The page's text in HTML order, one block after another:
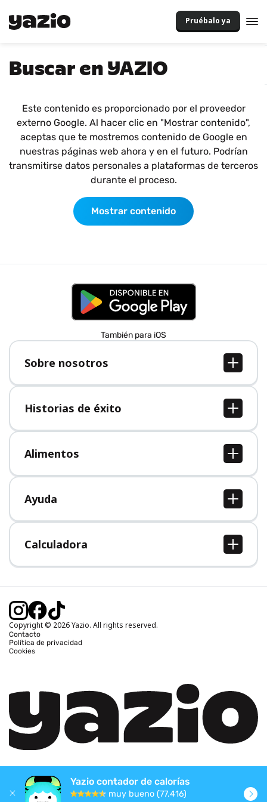
Pruébalo ya
Buscar en YAZIO
Este contenido es proporcionado por el proveedor
externo Google. Al hacer clic en "Mostrar contenido",
aceptas que te mostremos contenido de Google en
nuestras páginas web ahora y en el futuro. Podrían
transmitirse datos personales a plataformas de terceros
durante el proceso.
Mostrar contenido
También para iOS
Sobre nosotros
Sobre nosotros
Empleo
Prensa
Historias de éxito
Todas las historias de éxito
Alimentos
Todos los alimentos
Ayuda
Centro de ayuda
Calculadora
Calcular IMC
Calcular peso ideal
Calcular calorías quemadas
Copyright © 2026 Yazio. All rights reserved.
Contacto
Política de privacidad
Cookies
Yazio contador de calorías
muy bueno (77.416)